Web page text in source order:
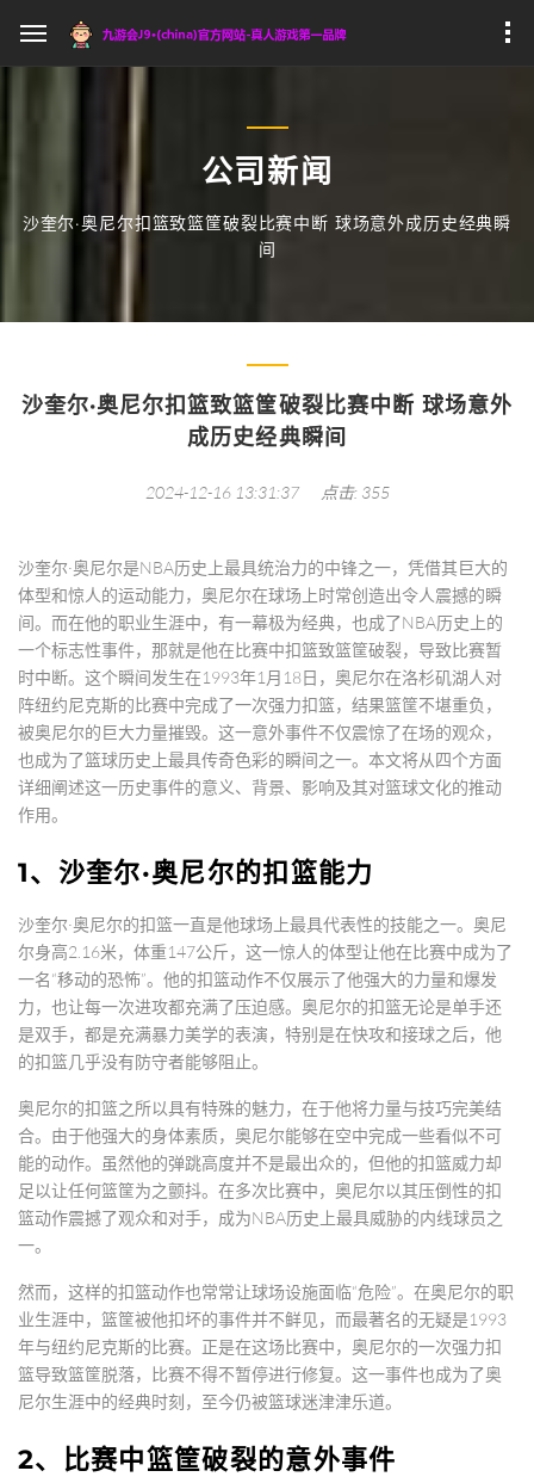
公司新闻
沙奎尔·奥尼尔扣篮致篮筐破裂比赛中断 球场意外成历史经典瞬
间
沙奎尔·奥尼尔扣篮致篮筐破裂比赛中断 球场意外
成历史经典瞬间
2024-12-16 13:31:37 点击: 355
沙奎尔·奥尼尔是NBA历史上最具统治力的中锋之一，凭借其巨大的
体型和惊人的运动能力，奥尼尔在球场上时常创造出令人震撼的瞬
间。而在他的职业生涯中，有一幕极为经典，也成了NBA历史上的
一个标志性事件，那就是他在比赛中扣篮致篮筐破裂，导致比赛暂
时中断。这个瞬间发生在1993年1月18日，奥尼尔在洛杉矶湖人对
阵纽约尼克斯的比赛中完成了一次强力扣篮，结果篮筐不堪重负，
被奥尼尔的巨大力量摧毁。这一意外事件不仅震惊了在场的观众，
也成为了篮球历史上最具传奇色彩的瞬间之一。本文将从四个方面
详细阐述这一历史事件的意义、背景、影响及其对篮球文化的推动
作用。
1、沙奎尔·奥尼尔的扣篮能力
沙奎尔·奥尼尔的扣篮一直是他球场上最具代表性的技能之一。奥尼
尔身高2.16米，体重147公斤，这一惊人的体型让他在比赛中成为了
一名“移动的恐怖”。他的扣篮动作不仅展示了他强大的力量和爆发
力，也让每一次进攻都充满了压迫感。奥尼尔的扣篮无论是单手还
是双手，都是充满暴力美学的表演，特别是在快攻和接球之后，他
的扣篮几乎没有防守者能够阻止。
奥尼尔的扣篮之所以具有特殊的魅力，在于他将力量与技巧完美结
合。由于他强大的身体素质，奥尼尔能够在空中完成一些看似不可
能的动作。虽然他的弹跳高度并不是最出众的，但他的扣篮威力却
足以让任何篮筐为之颤抖。在多次比赛中，奥尼尔以其压倒性的扣
篮动作震撼了观众和对手，成为NBA历史上最具威胁的内线球员之
一。
然而，这样的扣篮动作也常常让球场设施面临“危险”。在奥尼尔的职
业生涯中，篮筐被他扣坏的事件并不鲜见，而最著名的无疑是1993
年与纽约尼克斯的比赛。正是在这场比赛中，奥尼尔的一次强力扣
篮导致篮筐脱落，比赛不得不暂停进行修复。这一事件也成为了奥
尼尔生涯中的经典时刻，至今仍被篮球迷津津乐道。
2、比赛中篮筐破裂的意外事件